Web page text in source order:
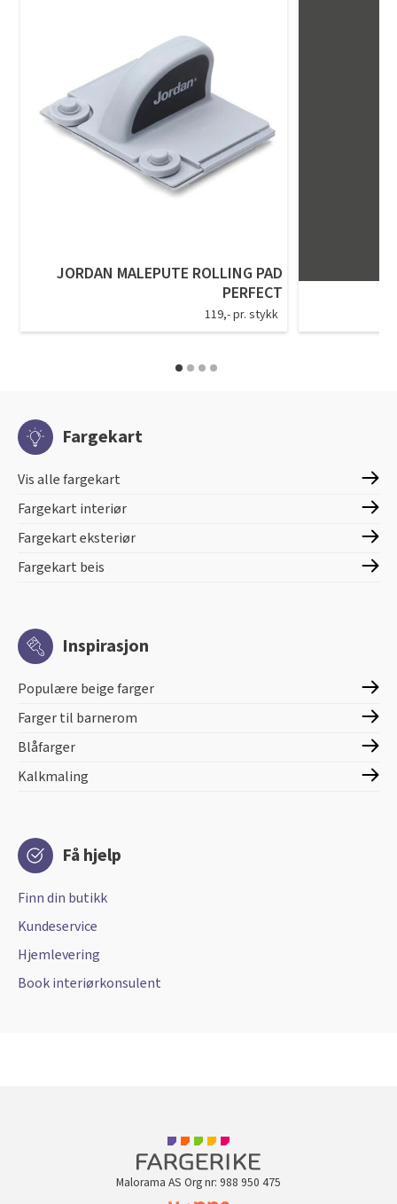
JORDAN MALEPUTE ROLLING PAD
PERFECT
119,- pr. stykk
Fargekart
Vis alle fargekart
Fargekart interiør
Fargekart eksteriør
Fargekart beis
Inspirasjon
Populære beige farger
Farger til barnerom
Blåfarger
Kalkmaling
Få hjelp
Finn din butikk
Kundeservice
Hjemlevering
Book interiørkonsulent
Malorama AS Org nr: 988 950 475